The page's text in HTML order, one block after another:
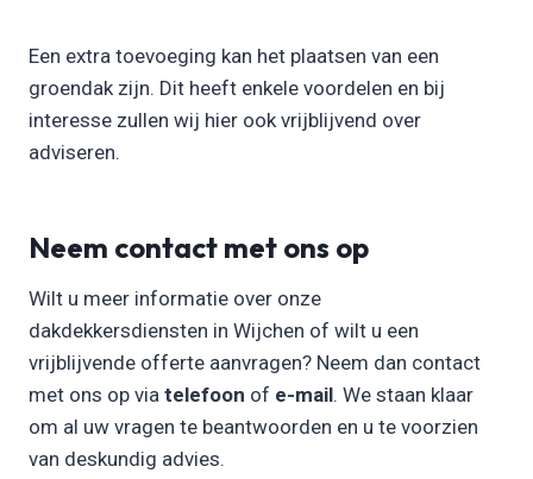
Een extra toevoeging kan het plaatsen van een
groendak zijn. Dit heeft enkele voordelen en bij
interesse zullen wij hier ook vrijblijvend over
adviseren.
Neem contact met ons op
Wilt u meer informatie over onze
dakdekkersdiensten in Wijchen of wilt u een
vrijblijvende offerte aanvragen? Neem dan contact
met ons op via telefoon of e-mail. We staan klaar
om al uw vragen te beantwoorden en u te voorzien
van deskundig advies.